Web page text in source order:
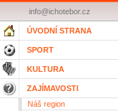
info@ichotebor.cz
ÚVODNÍ STRANA
SPORT
KULTURA
ZAJÍMAVOSTI
Náš region